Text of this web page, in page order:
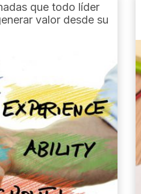
que todo líder
valor desde su